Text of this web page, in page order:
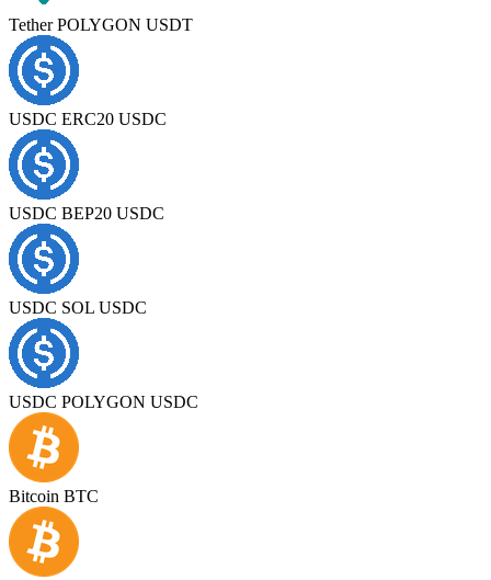
Tether POLYGON USDT
USDC ERC20 USDC
USDC BEP20 USDC
USDC SOL USDC
USDC POLYGON USDC
Bitcoin BTC